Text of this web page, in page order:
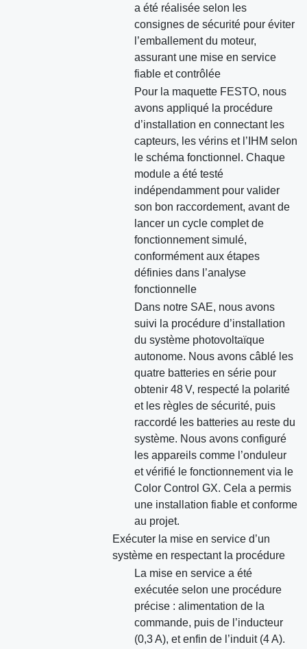
a été réalisée selon les
consignes de sécurité pour éviter
l’emballement du moteur,
assurant une mise en service
fiable et contrôlée
Pour la maquette FESTO, nous
avons appliqué la procédure
d’installation en connectant les
capteurs, les vérins et l’IHM selon
le schéma fonctionnel. Chaque
module a été testé
indépendamment pour valider
son bon raccordement, avant de
lancer un cycle complet de
fonctionnement simulé,
conformément aux étapes
définies dans l’analyse
fonctionnelle
Dans notre SAE, nous avons
suivi la procédure d’installation
du système photovoltaïque
autonome. Nous avons câblé les
quatre batteries en série pour
obtenir 48 V, respecté la polarité
et les règles de sécurité, puis
raccordé les batteries au reste du
système. Nous avons configuré
les appareils comme l’onduleur
et vérifié le fonctionnement via le
Color Control GX. Cela a permis
une installation fiable et conforme
au projet.
Exécuter la mise en service d’un
système en respectant la procédure
La mise en service a été
exécutée selon une procédure
précise : alimentation de la
commande, puis de l’inducteur
(0,3 A), et enfin de l’induit (4 A).